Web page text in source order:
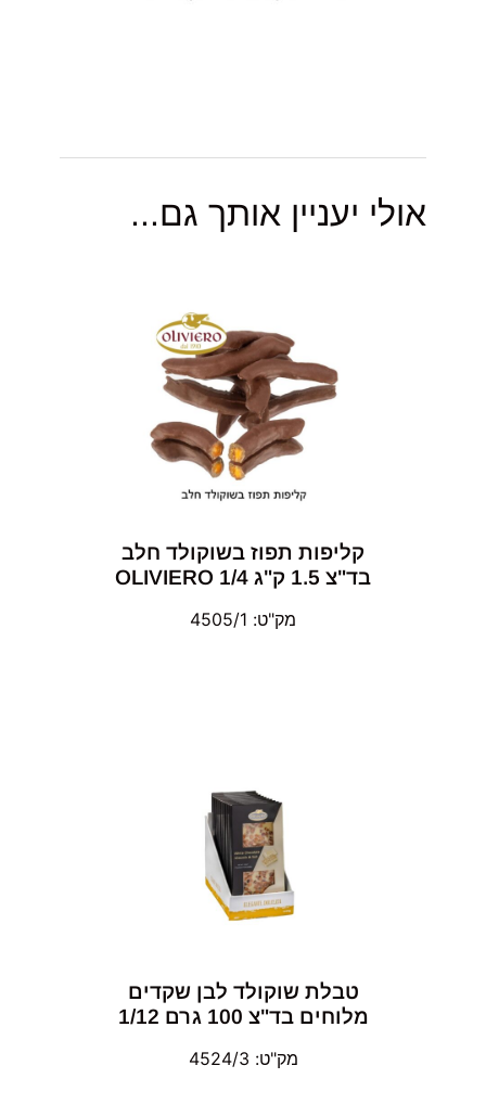
אולי יעניין אותך גם...
קליפות תפוז בשוקולד חלב
בד"צ 1.5 ק"ג 1/4 OLIVIERO
מק"ט: 4505/1
טבלת שוקולד לבן שקדים
מלוחים בד"צ 100 גרם 1/12
מק"ט: 4524/3